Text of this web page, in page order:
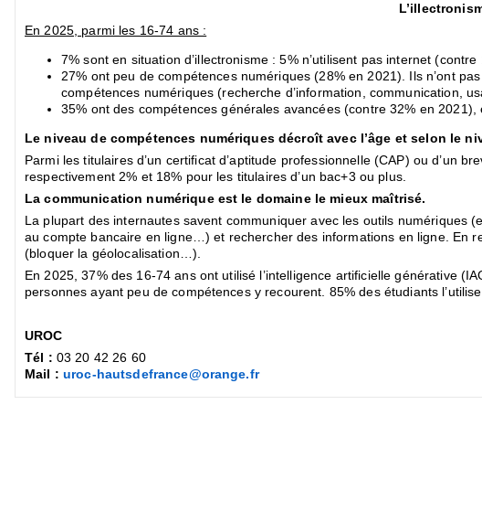
En 2025, parmi les 16-74 ans :
7% sont en situation d’illectronisme : 5% n’utilisent pas internet
27% ont peu de compétences numériques (28% en 2021). Ils n’ont
compétences numériques (recherche d’information, communication,
35% ont des compétences générales avancées (contre 32% en
Le niveau de compétences numériques décroît avec l’âge et selon le
Parmi les titulaires d’un certificat d’aptitude professionnelle (CAP) ou d’un
respectivement 2% et 18% pour les titulaires d’un bac+3 ou plus.
La communication numérique est le domaine le mieux maîtrisé.
La plupart des internautes savent communiquer avec les outils numériques
au compte bancaire en ligne…) et rechercher des informations en ligne. En
(bloquer la géolocalisation…).
En 2025, 37% des 16-74 ans ont utilisé l’intelligence artificielle générative
personnes ayant peu de compétences y recourent. 85% des étudiants
UROC
Tél : 03 20 42 26 60
Mail : uroc-hautsdefrance@orange.fr